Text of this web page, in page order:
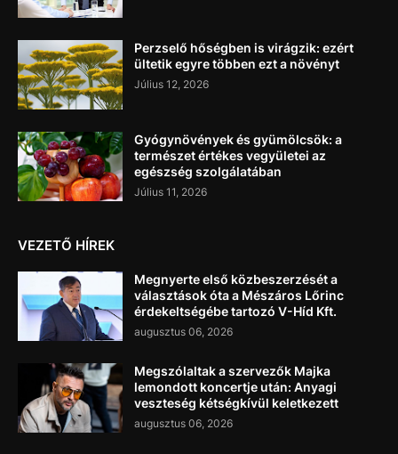
Perzselő hőségben is virágzik: ezért
ültetik egyre többen ezt a növényt
Július 12, 2026
Gyógynövények és gyümölcsök: a
természet értékes vegyületei az
egészség szolgálatában
Július 11, 2026
VEZETŐ HÍREK
Megnyerte első közbeszerzését a
választások óta a Mészáros Lőrinc
érdekeltségébe tartozó V-Híd Kft.
augusztus 06, 2026
Megszólaltak a szervezők Majka
lemondott koncertje után: Anyagi
veszteség kétségkívül keletkezett
augusztus 06, 2026